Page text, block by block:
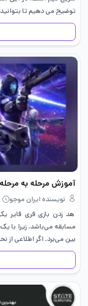
توضیح می دهیم تا
آموزش مرحله به
نویسنده ایران موجو
هد زدن بازی فری فایر
مسابقه می‌باشد. زیرا با
بین می‌برد. اگر اطلاعی